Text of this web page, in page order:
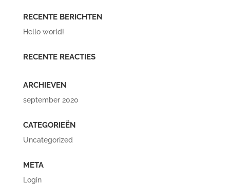
RECENTE BERICHTEN
Hello world!
RECENTE REACTIES
ARCHIEVEN
september 2020
CATEGORIEËN
Uncategorized
META
Login